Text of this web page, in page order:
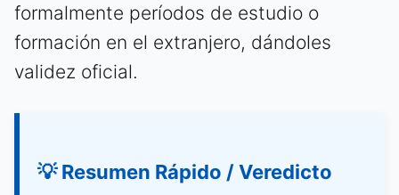
formalmente períodos de estudio o
formación en el extranjero, dándoles
validez oficial.
💡 Resumen Rápido / Veredicto